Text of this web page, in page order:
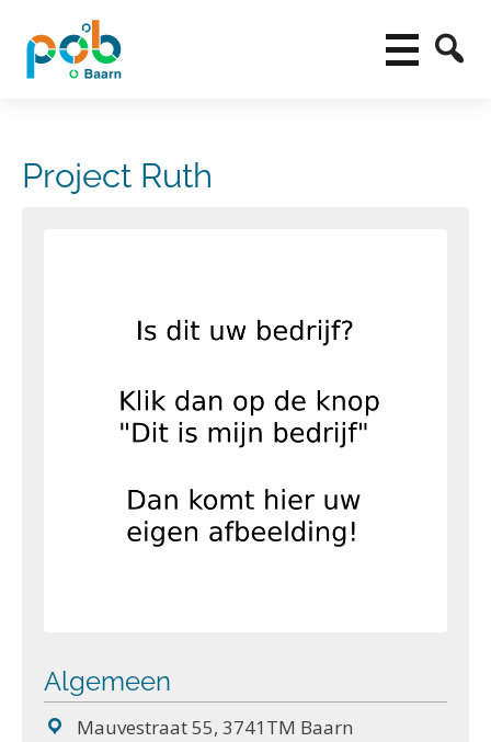
Project Ruth
Algemeen
Mauvestraat 55, 3741TM Baarn